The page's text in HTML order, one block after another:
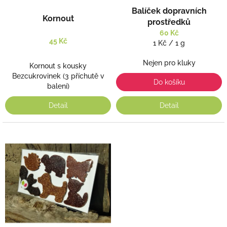
Kornout
45 Kč
Kornout s kousky
Bezcukrovinek (3 příchutě v
balení)
Detail
Balíček dopravních
prostředků
60 Kč
Měrná
1 Kč / 1 g
Nejen pro kluky
Do košíku
Detail